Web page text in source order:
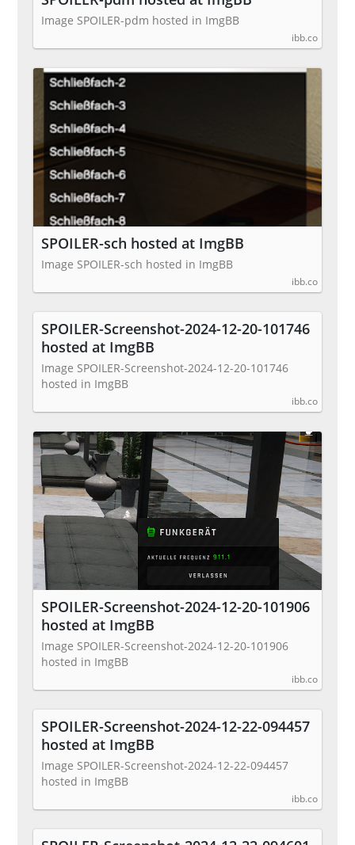
Image SPOILER-pdm hosted in ImgBB
ibb.co
SPOILER-sch hosted at ImgBB
Image SPOILER-sch hosted in ImgBB
ibb.co
SPOILER-Screenshot-2024-12-20-101746
hosted at ImgBB
Image SPOILER-Screenshot-2024-12-20-101746
hosted in ImgBB
ibb.co
SPOILER-Screenshot-2024-12-20-101906
hosted at ImgBB
Image SPOILER-Screenshot-2024-12-20-101906
hosted in ImgBB
ibb.co
SPOILER-Screenshot-2024-12-22-094457
hosted at ImgBB
Image SPOILER-Screenshot-2024-12-22-094457
hosted in ImgBB
ibb.co